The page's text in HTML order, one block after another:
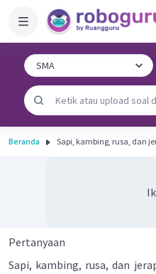
Beranda Sapi, kambing, rusa, dan
Pertanyaan
Sapi, kambing, rusa, dan